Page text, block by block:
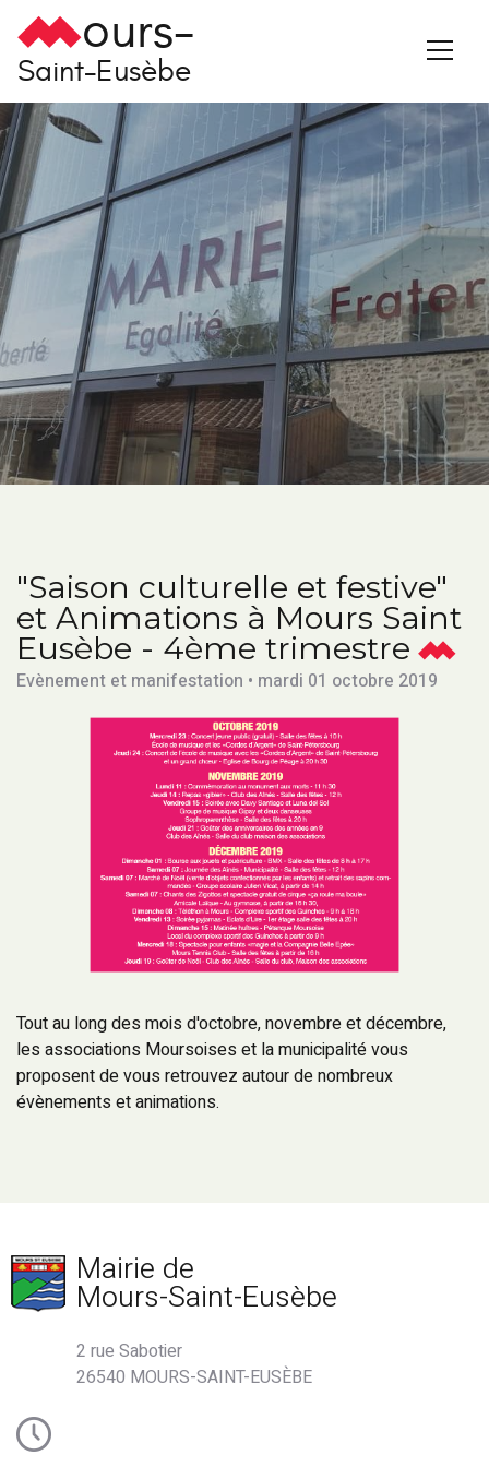
ours-
Saint-Eusèbe
"Saison culturelle et festive"
et Animations à Mours Saint
Eusèbe - 4ème trimestre
Evènement et manifestation • mardi 01 octobre 2019
Tout au long des mois d'octobre, novembre et décembre,
les associations Moursoises et la municipalité vous
proposent de vous retrouvez autour de nombreux
évènements et animations.
Mairie de
Mours-Saint-Eusèbe
2 rue Sabotier
26540 MOURS-SAINT-EUSÈBE